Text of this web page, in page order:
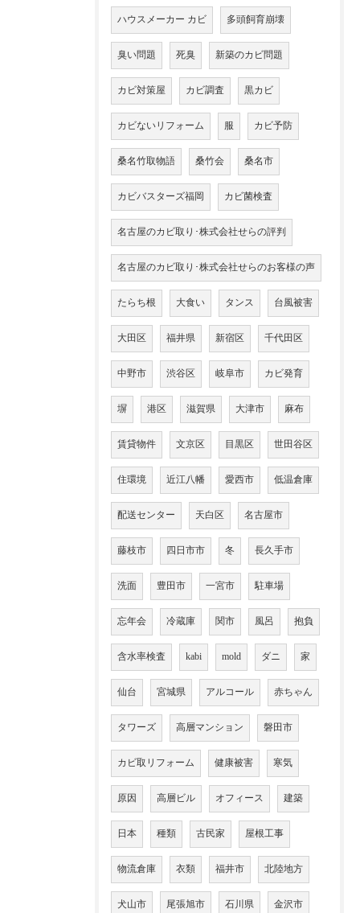
ハウスメーカー カビ 多頭飼育崩壊
臭い問題 死臭 新築のカビ問題
カビ対策屋 カビ調査 黒カビ
カビないリフォーム 服 カビ予防
桑名竹取物語 桑竹会 桑名市
カビバスターズ福岡 カビ菌検査
名古屋のカビ取り･株式会社せらの評判
名古屋のカビ取り･株式会社せらのお客様の声
たらち根 大食い タンス 台風被害
大田区 福井県 新宿区 千代田区
中野市 渋谷区 岐阜市 カビ発育
塀 港区 滋賀県 大津市 麻布
賃貸物件 文京区 目黒区 世田谷区
住環境 近江八幡 愛西市 低温倉庫
配送センター 天白区 名古屋市
藤枝市 四日市市 冬 長久手市
洗面 豊田市 一宮市 駐車場
忘年会 冷蔵庫 関市 風呂 抱負
含水率検査 kabi mold ダニ 家
仙台 宮城県 アルコール 赤ちゃん
タワーズ 高層マンション 磐田市
カビ取リフォーム 健康被害 寒気
原因 高層ビル オフィース 建築
日本 種類 古民家 屋根工事
物流倉庫 衣類 福井市 北陸地方
犬山市 尾張旭市 石川県 金沢市